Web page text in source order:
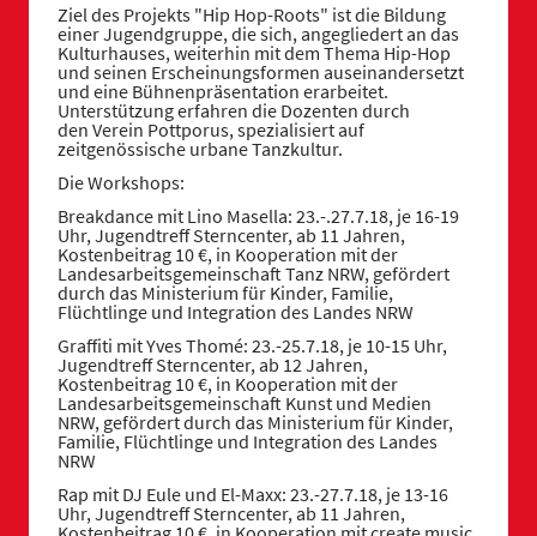
Ziel des Projekts "Hip Hop-Roots" ist die Bildung
einer Jugendgruppe, die sich, angegliedert an das
Kulturhauses, weiterhin mit dem Thema Hip-Hop
und seinen Erscheinungsformen auseinandersetzt
und eine Bühnenpräsentation erarbeitet.
Unterstützung erfahren die Dozenten durch
den Verein Pottporus, spezialisiert auf
zeitgenössische urbane Tanzkultur.
Die Workshops:
Breakdance mit Lino Masella: 23.-.27.7.18, je 16-19
Uhr, Jugendtreff Sterncenter, ab 11 Jahren,
Kostenbeitrag 10 €, in Kooperation mit der
Landesarbeitsgemeinschaft Tanz NRW, gefördert
durch das Ministerium für Kinder, Familie,
Flüchtlinge und Integration des Landes NRW
Graffiti mit Yves Thomé: 23.-25.7.18, je 10-15 Uhr,
Jugendtreff Sterncenter, ab 12 Jahren,
Kostenbeitrag 10 €, in Kooperation mit der
Landesarbeitsgemeinschaft Kunst und Medien
NRW, gefördert durch das Ministerium für Kinder,
Familie, Flüchtlinge und Integration des Landes
NRW
Rap mit DJ Eule und El-Maxx: 23.-27.7.18, je 13-16
Uhr, Jugendtreff Sterncenter, ab 11 Jahren,